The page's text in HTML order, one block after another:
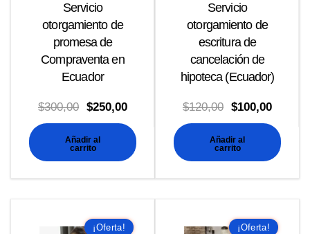
Servicio
otorgamiento de
promesa de
Compraventa en
Ecuador
$300,00 El
precio
original
$250,00El
precio
actual
Añadir al
carrito
Servicio
otorgamiento de
escritura de
cancelación de
hipoteca (Ecuador)
$120,00 El
precio
original
$100,00El
precio
actual
Añadir al
carrito
¡Oferta! ¡Oferta!